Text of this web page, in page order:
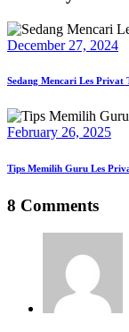
December 27, 2024
Sedang Mencari Les Privat
February 26, 2025
Tips Memilih Guru Les
8 Comments